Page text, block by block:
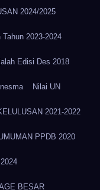
2024/2025
Tahun 2023-2024
Edisi Des 2018
Nilai UN
2021-2022
PPDB 2020
BESAR